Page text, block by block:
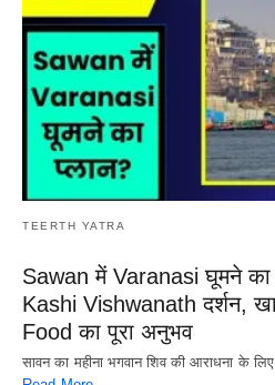
TEERTH YATRA
Sawan में Varanasi घूमने का
Kashi Vishwanath दर्शन,
Food का पूरा अनुभव
सावन का महीना भगवान शिव की आराधना के